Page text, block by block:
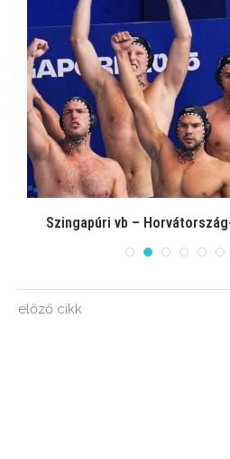
Szingapúri vb –
előző cikk